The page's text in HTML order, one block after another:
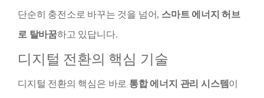
단순히 충전소로 바꾸는 것을 넘어, 스마트 에너지 허브
로 탈바꿈하고 있답니다.
디지털 전환의 핵심 기술
디지털 전환의 핵심은 바로 통합 에너지 관리 시스템이